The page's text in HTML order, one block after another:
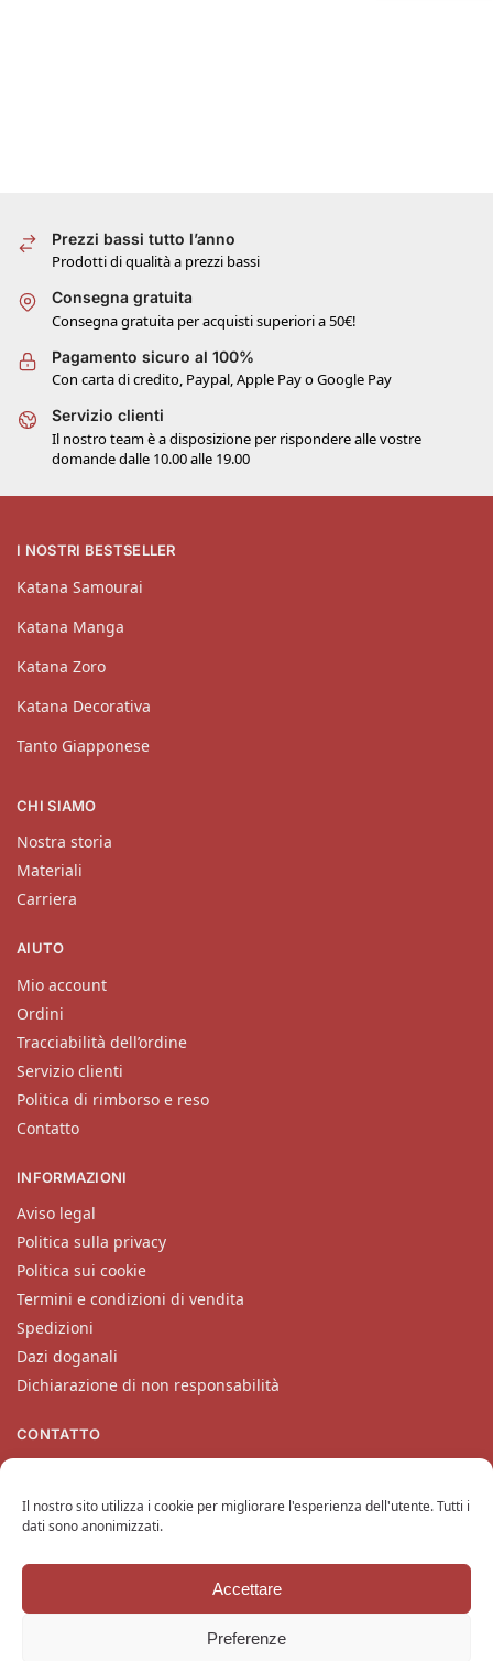
Il nostro sito utilizza i cookie per migliorare l'esperienza dell'utente. Tutti i
dati sono anonimizzati.
Accettare
Preferenze
Prezzi bassi tutto l’anno
Prodotti di qualità a prezzi bassi
Consegna gratuita
Consegna gratuita per acquisti superiori a 50€!
Pagamento sicuro al 100%
Con carta di credito, Paypal, Apple Pay o Google Pay
Servizio clienti
Il nostro team è a disposizione per rispondere alle vostre
domande dalle 10.00 alle 19.00
I NOSTRI BESTSELLER
Katana Samourai
Katana Manga
Katana Zoro
Katana Decorativa
Tanto Giapponese
CHI SIAMO
Nostra storia
Materiali
Carriera
AIUTO
Mio account
Ordini
Tracciabilità dell’ordine
Servizio clienti
Politica di rimborso e reso
Contatto
INFORMAZIONI
Aviso legal
Politica sulla privacy
Politica sui cookie
Termini e condizioni di vendita
Spedizioni
Dazi doganali
Dichiarazione di non responsabilità
CONTATTO
nostra pagina di contatto o telefonicamente al numero+33
Copyright © 2024 KatanaEmpire.it
Tutti i diritti riservati.